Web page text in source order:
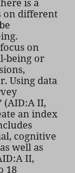
is a
on different
on
being or
Using data
(AID:A II,
an index
cognitive
well as
II,
18